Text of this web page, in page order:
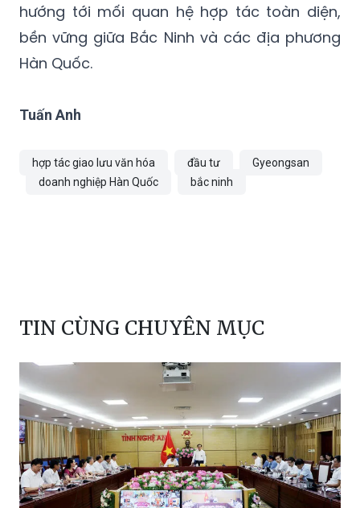
hướng tới mối quan hệ hợp tác toàn diện,
bền vững giữa Bắc Ninh và các địa phương
Hàn Quốc.
Tuấn Anh
hợp tác giao lưu văn hóa đầu tư
Gyeongsan
doanh nghiệp Hàn Quốc
bắc ninh
TIN CÙNG CHUYÊN MỤC